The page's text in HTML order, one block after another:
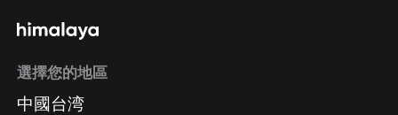
選擇您的地區
中國台湾